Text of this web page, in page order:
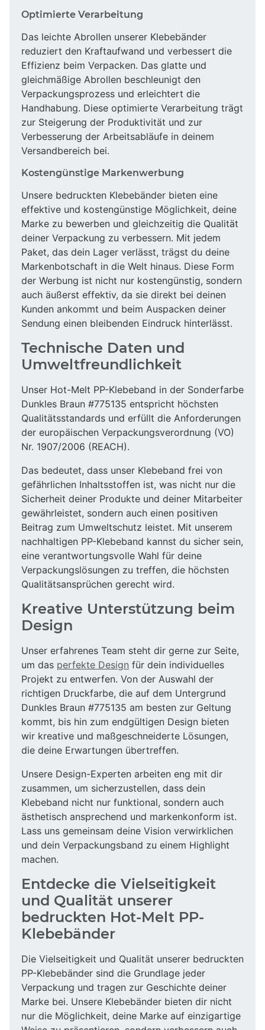
Optimierte Verarbeitung
Das leichte Abrollen unserer Klebebänder
reduziert den Kraftaufwand und verbessert die
Effizienz beim Verpacken. Das glatte und
gleichmäßige Abrollen beschleunigt den
Verpackungsprozess und erleichtert die
Handhabung. Diese optimierte Verarbeitung trägt
zur Steigerung der Produktivität und zur
Verbesserung der Arbeitsabläufe in deinem
Versandbereich bei.
Kostengünstige Markenwerbung
Unsere bedruckten Klebebänder bieten eine
effektive und kostengünstige Möglichkeit, deine
Marke zu bewerben und gleichzeitig die Qualität
deiner Verpackung zu verbessern. Mit jedem
Paket, das dein Lager verlässt, trägst du deine
Markenbotschaft in die Welt hinaus. Diese Form
der Werbung ist nicht nur kostengünstig, sondern
auch äußerst effektiv, da sie direkt bei deinen
Kunden ankommt und beim Auspacken deiner
Sendung einen bleibenden Eindruck hinterlässt.
Technische Daten und
Umweltfreundlichkeit
Unser Hot-Melt PP-Klebeband in der Sonderfarbe
Dunkles Braun #775135 entspricht höchsten
Qualitätsstandards und erfüllt die Anforderungen
der europäischen Verpackungsverordnung (VO)
Nr. 1907/2006 (REACH).
Das bedeutet, dass unser Klebeband frei von
gefährlichen Inhaltsstoffen ist, was nicht nur die
Sicherheit deiner Produkte und deiner Mitarbeiter
gewährleistet, sondern auch einen positiven
Beitrag zum Umweltschutz leistet. Mit unserem
nachhaltigen PP-Klebeband kannst du sicher sein,
eine verantwortungsvolle Wahl für deine
Verpackungslösungen zu treffen, die höchsten
Qualitätsansprüchen gerecht wird.
Kreative Unterstützung beim
Design
Unser erfahrenes Team steht dir gerne zur Seite,
um das perfekte Design für dein individuelles
Projekt zu entwerfen. Von der Auswahl der
richtigen Druckfarbe, die auf dem Untergrund
Dunkles Braun #775135 am besten zur Geltung
kommt, bis hin zum endgültigen Design bieten
wir kreative und maßgeschneiderte Lösungen,
die deine Erwartungen übertreffen.
Unsere Design-Experten arbeiten eng mit dir
zusammen, um sicherzustellen, dass dein
Klebeband nicht nur funktional, sondern auch
ästhetisch ansprechend und markenkonform ist.
Lass uns gemeinsam deine Vision verwirklichen
und dein Verpackungsband zu einem Highlight
machen.
Entdecke die Vielseitigkeit
und Qualität unserer
bedruckten Hot-Melt PP-
Klebebänder
Die Vielseitigkeit und Qualität unserer bedruckten
PP-Klebebänder sind die Grundlage jeder
Verpackung und tragen zur Geschichte deiner
Marke bei. Unsere Klebebänder bieten dir nicht
nur die Möglichkeit, deine Marke auf einzigartige